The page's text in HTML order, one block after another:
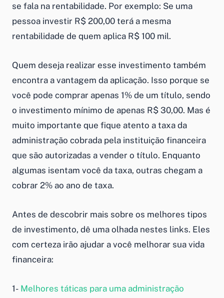
se fala na rentabilidade. Por exemplo: Se uma
pessoa investir R$ 200,00 terá a mesma
rentabilidade de quem aplica R$ 100 mil.
Quem deseja realizar esse investimento também
encontra a vantagem da aplicação. Isso porque se
você pode comprar apenas 1% de um título, sendo
o investimento mínimo de apenas R$ 30,00. Mas é
muito importante que fique atento a taxa da
administração cobrada pela instituição financeira
que são autorizadas a vender o título. Enquanto
algumas isentam você da taxa, outras chegam a
cobrar 2% ao ano de taxa.
Antes de descobrir mais sobre os melhores tipos
de investimento, dê uma olhada nestes links. Eles
com certeza irão ajudar a você melhorar sua vida
financeira:
1- Melhores táticas para uma administração